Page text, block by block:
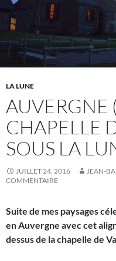
LA LUNE
AUVERGNE
CHAPELLE
SOUS LA
JUILLET 24, 2016 JEAN-
COMMENTAIRE
Suite de mes paysages
en Auvergne avec cet
dessus de la chapelle de